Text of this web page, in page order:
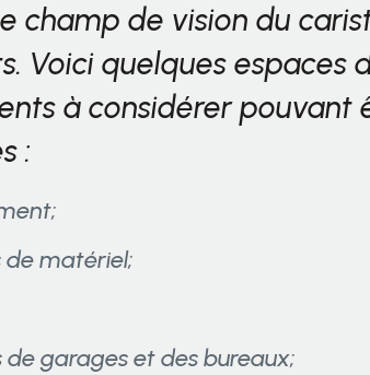
champ de vision du
Voici quelques espaces
à considérer pouvant
:
de matériel;
garages et des bureaux;